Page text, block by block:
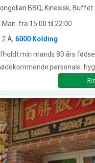
BBQ, Kinesisk, Buffet
fra 15:00 til 22:00
A, 6000 Kolding
på jeres restaurant . Vi fik det dejligste mad og vi havde de skønneste og sødeste piger til at servere . Så
personale.